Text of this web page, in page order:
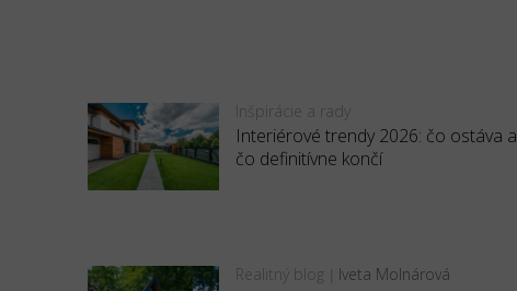
Inšpirácie a rady
Interiérové trendy 2026: čo ostáva a
čo definitívne končí
Realitný blog Iveta Molnárová